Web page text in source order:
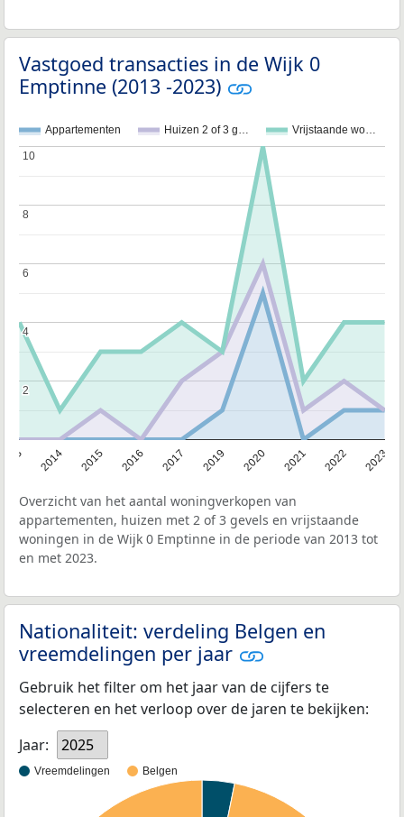
Vastgoed transacties in de Wijk 0
Emptinne (2013 -2023)
Appartementen Huizen 2 of 3 g… Vrijstaande wo…
2014 2015 2016 2017 2019 2020 2021 2022 2023
2
2
4
4
6
6
8
8
10
10
Overzicht van het aantal woningverkopen van
appartementen, huizen met 2 of 3 gevels en vrijstaande
woningen in de Wijk 0 Emptinne in de periode van 2013 tot
en met 2023.
Nationaliteit: verdeling Belgen en
vreemdelingen per jaar
Gebruik het filter om het jaar van de cijfers te
selecteren en het verloop over de jaren te bekijken:
Jaar:
2025
Vreemdelingen Belgen